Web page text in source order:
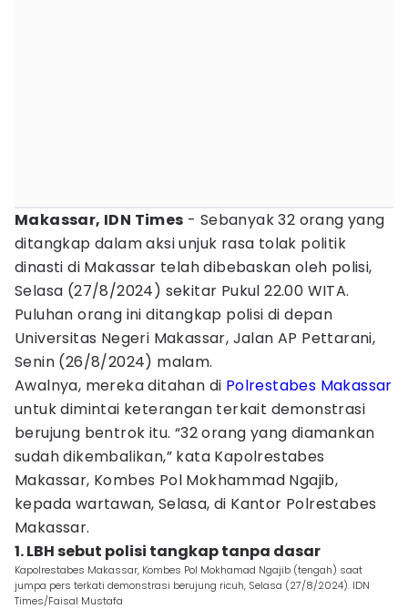
Makassar, IDN Times - Sebanyak 32 orang yang
ditangkap dalam aksi unjuk rasa tolak politik
dinasti di Makassar telah dibebaskan oleh polisi,
Selasa (27/8/2024) sekitar Pukul 22.00 WITA.
Puluhan orang ini ditangkap polisi di depan
Universitas Negeri Makassar, Jalan AP Pettarani,
Senin (26/8/2024) malam.
Awalnya, mereka ditahan di Polrestabes Makassar
untuk dimintai keterangan terkait demonstrasi
berujung bentrok itu. “32 orang yang diamankan
sudah dikembalikan,” kata Kapolrestabes
Makassar, Kombes Pol Mokhammad Ngajib,
kepada wartawan, Selasa, di Kantor Polrestabes
Makassar.
1. LBH sebut polisi tangkap tanpa dasar
Kapolrestabes Makassar, Kombes Pol Mokhamad Ngajib (tengah) saat
jumpa pers terkati demonstrasi berujung ricuh, Selasa (27/8/2024). IDN
Times/Faisal Mustafa